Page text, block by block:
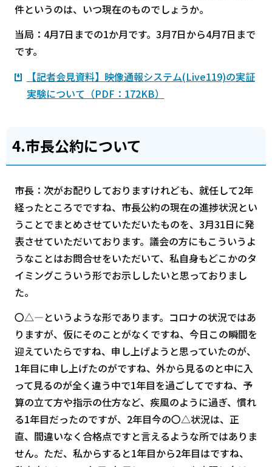
件というのは、いつ現在のものでしょうか。
当局：4月7日までの1か月です。3月7日から4月7日まで
です。
【記者会見資料】映像通報システム(Live119)の実証
実験について（PDF：172KB）
4.市長公約について
市長：次がお配りしておりますけれども、就任して2年
経ったところでですね、市長公約の現在の進捗状況とい
うことでまとめさせていただいたものを、3月31日に発
表させていただいております。議会の方にもこういうよ
うなことはお問合せをいただいて、私自身もどこかのタ
イミングこういう形でお示ししたいと思っておりまし
た。
〇△―というような形であります。コロナの状況ではあ
りますが、仮にそのことがなくですね、今日この瞬間を
迎えていたらですね、申し上げようと思っていたのが、
1年目に申し上げたのがですね、外から見るのと中に入
って見るのが全く違う中で1年目を過ごしてですね、予
算の立て方や指示の仕方など、疾風のように過ぎ、慣れ
る1年目だったのですが、2年目今の〇△状況は、正
直、間違いなく合格点ですと言えるような所ではありま
せん。ただ、私からすると1年目から2年目はですね、